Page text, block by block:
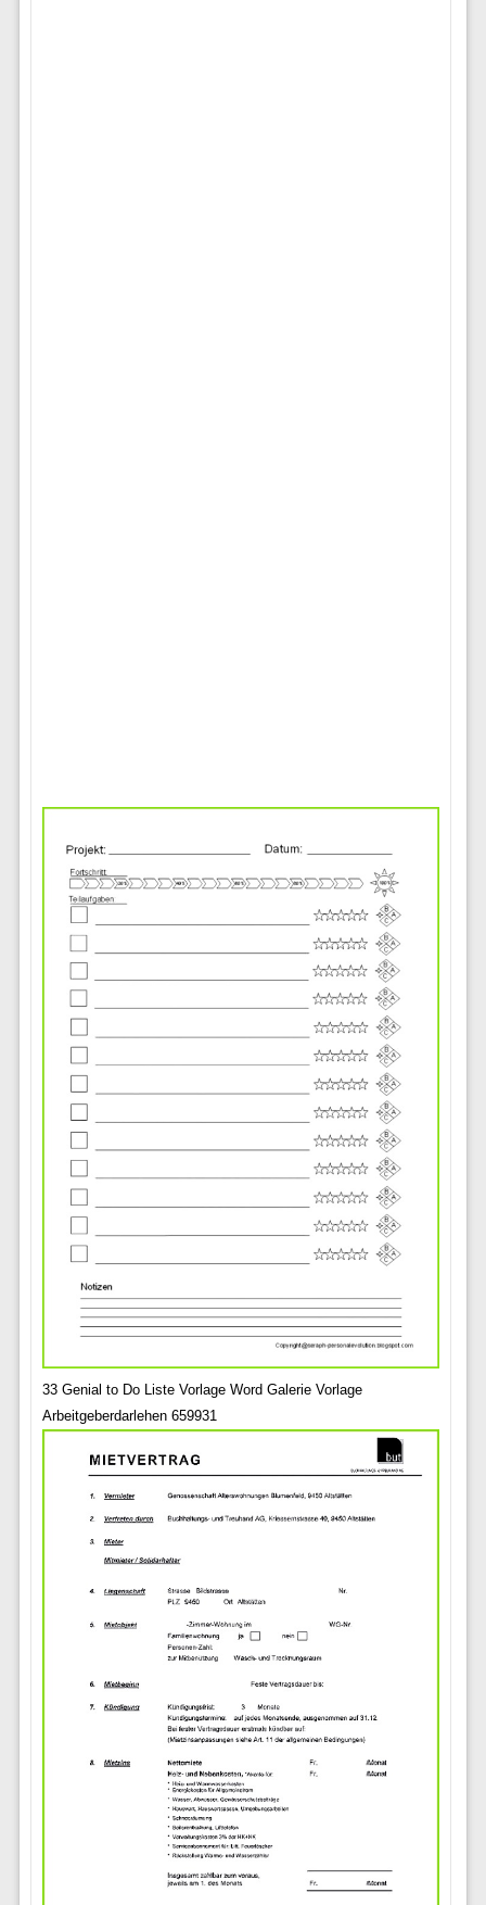
33 Genial to Do Liste Vorlage Word Galerie Vorlage
Arbeitgeberdarlehen 659931